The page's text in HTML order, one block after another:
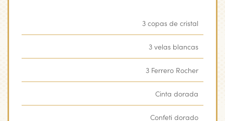
3 copas de cristal
3 velas blancas
3 Ferrero Rocher
Cinta dorada
Confeti dorado